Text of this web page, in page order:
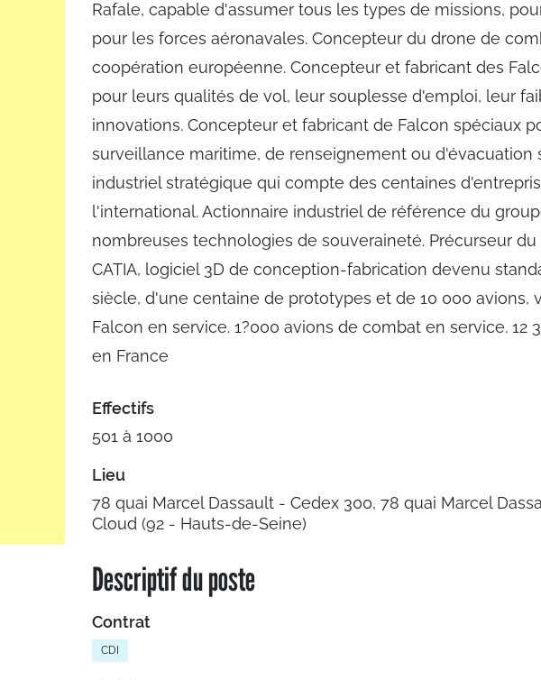
Rafale, capable d'assumer tous les types de missions,
pour les forces aéronavales. Concepteur du drone de
coopération européenne. Concepteur et fabricant des
pour leurs qualités de vol, leur souplesse d'emploi, leur
innovations. Concepteur et fabricant de Falcon spéciaux
surveillance maritime, de renseignement ou d'évacuation
industriel stratégique qui compte des centaines
l'international. Actionnaire industriel de référence du
nombreuses technologies de souveraineté. Précurseur
CATIA, logiciel 3D de conception-fabrication devenu
siècle, d'une centaine de prototypes et de 10 000 avions,
Falcon en service. 1?000 avions de combat en service. 12
en France
Effectifs
501 à 1000
Lieu
78 quai Marcel Dassault - Cedex 300, 78 quai Marcel
Cloud (92 - Hauts-de-Seine)
Descriptif du poste
Contrat
CDI